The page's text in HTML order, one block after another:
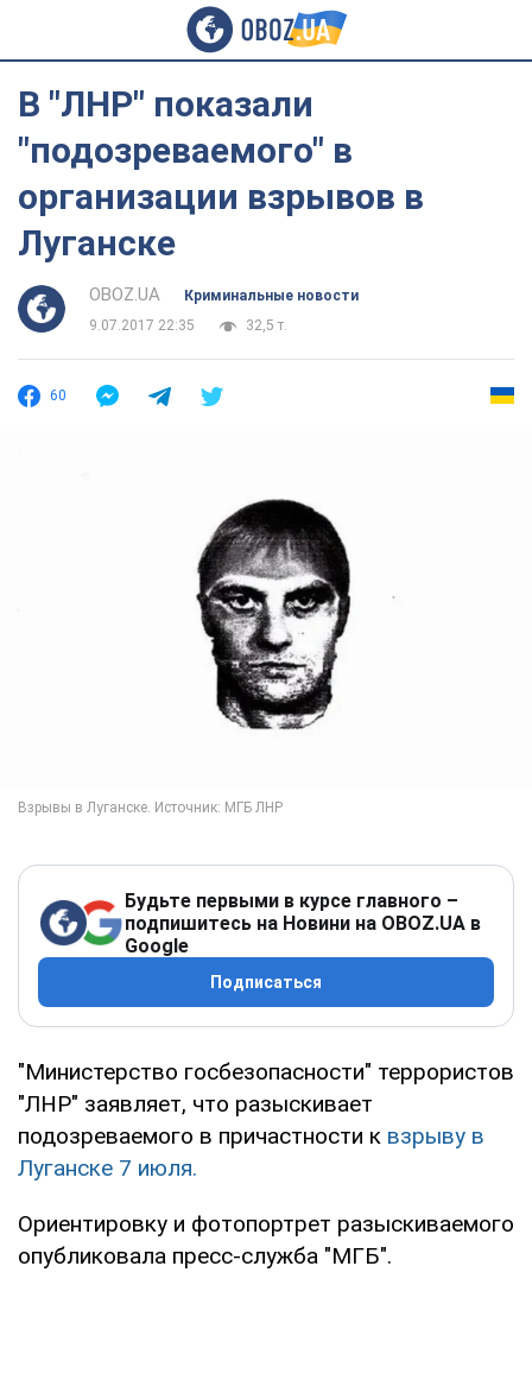
В "ЛНР" показали
"подозреваемого" в
организации взрывов в
Луганске
OBOZ.UA
Криминальные новости
9.07.2017 22:35
32,5 т.
60
Будьте первыми в курсе главного –
подпишитесь на Новини на OBOZ.UA в
Google
Подписаться
"Министерство госбезопасности" террористов
"ЛНР" заявляет, что разыскивает
подозреваемого в причастности к взрыву в
Луганске 7 июля.
Ориентировку и фотопортрет разыскиваемого
опубликовала пресс-служба "МГБ".